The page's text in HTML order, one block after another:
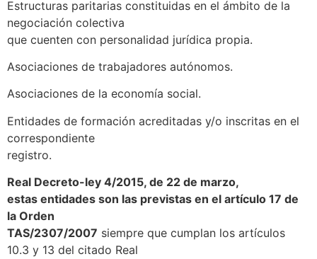
Estructuras paritarias constituidas en el ámbito de la
negociación colectiva
que cuenten con personalidad jurídica propia.
Asociaciones de trabajadores autónomos.
Asociaciones de la economía social.
Entidades de formación acreditadas y/o inscritas en el
correspondiente
registro.
Real Decreto-ley 4/2015, de 22 de marzo,
estas entidades son las previstas en el artículo 17 de
la Orden
TAS/2307/2007 siempre que cumplan los artículos
10.3 y 13 del citado Real